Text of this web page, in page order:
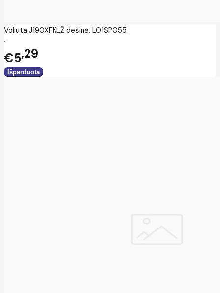
Voliuta J190XFKLŽ dešinė, L01SP055
..
€5 29